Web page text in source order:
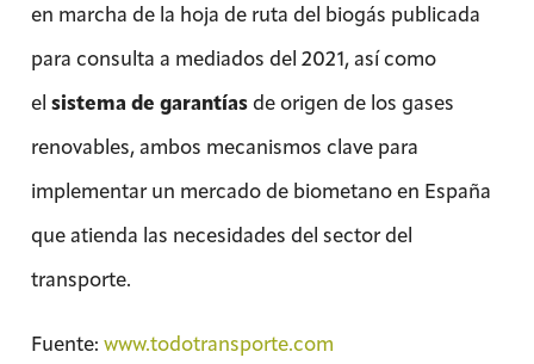
en marcha de la hoja de ruta del biogás publicada
para consulta a mediados del 2021, así como
el sistema de garantíasde origen de los gases
renovables, ambos mecanismos clave para
implementar un mercado de biometano en España
que atienda las necesidades del sector del
transporte.
Fuente: www.todotransporte.com